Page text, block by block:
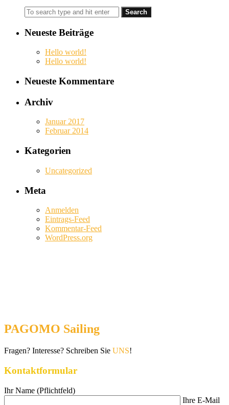
Neueste Beiträge
Hello world!
Hello world!
Neueste Kommentare
Archiv
Januar 2017
Februar 2014
Kategorien
Uncategorized
Meta
Anmelden
Eintrags-Feed
Kommentar-Feed
WordPress.org
PAGOMO Sailing
Fragen? Interesse? Schreiben Sie UNS!
Kontaktformular
Ihr Name (Pflichtfeld)
Ihre E-Mail